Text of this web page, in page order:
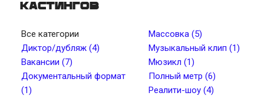
кастингов
Все категории
Диктор/дубляж (4)
Вакансии (7)
Документальный формат
(1)
Массовка (5)
Музыкальный клип (1)
Мюзикл (1)
Полный метр (6)
Реалити-шоу (4)